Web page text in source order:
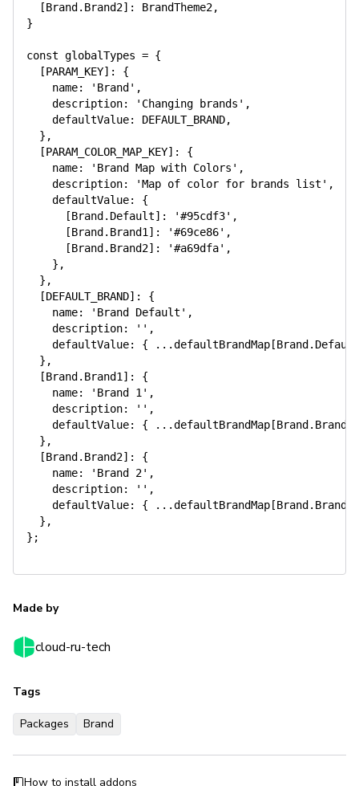
  [Brand.Brand2]: BrandTheme2,
}
const globalTypes = {
  [PARAM_KEY]: {
    name: 'Brand',
    description: 'Changing brands',
    defaultValue: DEFAULT_BRAND,
  },
  [PARAM_COLOR_MAP_KEY]: {
    name: 'Brand Map with Colors',
    description: 'Map of color for brands list',
    defaultValue: {
      [Brand.Default]: '#95cdf3',
      [Brand.Brand1]: '#69ce86',
      [Brand.Brand2]: '#a69dfa',
    },
  },
  [DEFAULT_BRAND]: {
    name: 'Brand Default',
    description: '',
defaultValue: {
  },
  [Brand.Brand1]: {
    name: 'Brand 1',
    description: '',
defaultValue: {
  },
  [Brand.Brand2]: {
    name: 'Brand 2',
    description: '',
defaultValue: {
  },
};
Made by
cloud-ru-tech
Tags
Packages Brand
How to install addons